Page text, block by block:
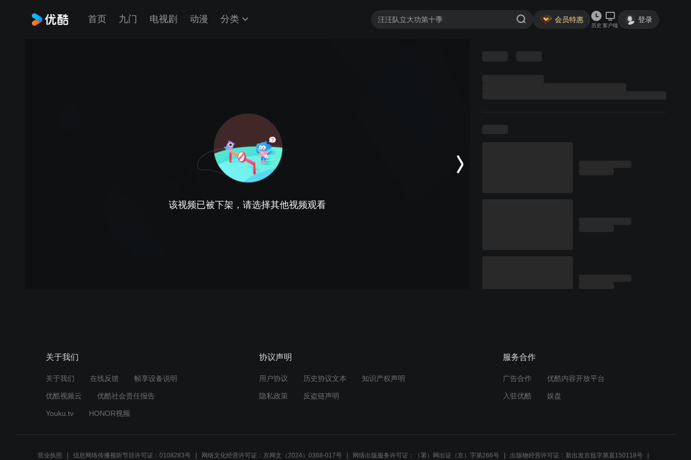
首页 九门 电视剧 动漫 分类 会员特惠
历史 客户端
登录
该视频已被下架，请选择其他视频观看
关于我们
关于我们 在线反馈 帧享设备说明
优酷视频云 优酷社会责任报告
Youku.tv HONOR视频
协议声明
用户协议 历史协议文本 知识产权声明
隐私政策 反盗链声明
服务合作
广告合作 优酷内容开放平台
入驻优酷 娱盘
营业执照 信息网络传播视听节目许可证：0108283号 网络文化经营许可证：京网文（2024）0368-017号 网络出版服务许可证：（署）网出证（京）字第266号 出版物经营许可证：新出发京批字第直150118号